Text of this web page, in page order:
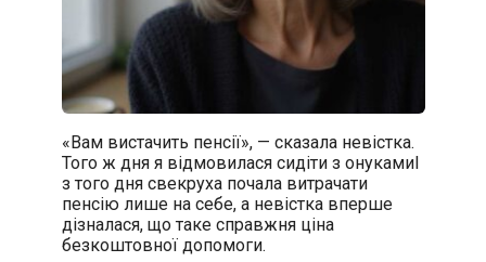
«Вам вистачить пенсії», — сказала невістка.
Того ж дня я відмовилася сидіти з онукамиІ
з того дня свекруха почала витрачати
пенсію лише на себе, а невістка вперше
дізналася, що таке справжня ціна
безкоштовної допомоги.